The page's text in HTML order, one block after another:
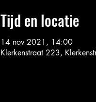
Tijd en locatie
14 nov 2021, 14:00
Klerkenstraat 223,